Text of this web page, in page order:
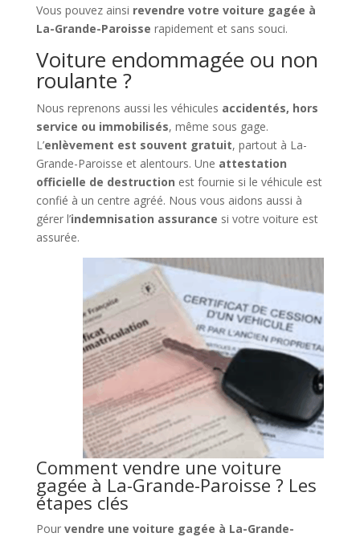
Vous pouvez ainsi revendre votre voiture gagée à
La-Grande-Paroisse rapidement et sans souci.
Voiture endommagée ou non
roulante ?
Nous reprenons aussi les véhicules accidentés, hors
service ou immobilisés, même sous gage.
L’enlèvement est souvent gratuit, partout à La-
Grande-Paroisse et alentours. Une attestation
officielle de destruction est fournie si le véhicule est
confié à un centre agréé. Nous vous aidons aussi à
gérer l’indemnisation assurance si votre voiture est
assurée.
Comment vendre une voiture
gagée à La-Grande-Paroisse ? Les
étapes clés
Pour vendre une voiture gagée à La-Grande-